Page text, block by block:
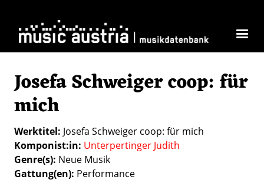
Josefa Schweiger coop: für
mich
Werktitel Josefa Schweiger coop: für mich
Komponist:in Unterpertinger Judith
Genre(s) Neue Musik
Gattung(en) Performance